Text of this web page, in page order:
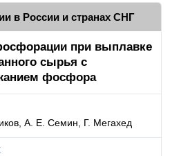
в России и странах СНГ
при выплавке
сырья с
фосфора
А. Е. Семин, Г. Мегахед